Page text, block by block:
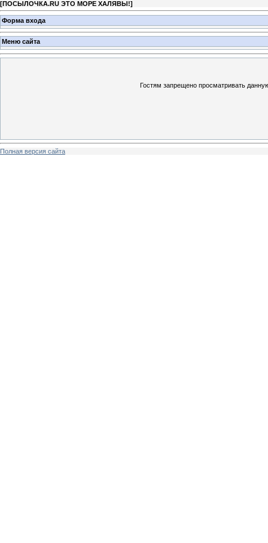
[ПОСЫЛОЧКА.RU ЭТО МОРЕ ХАЛЯВЫ!]
Форма входа
Меню сайта
Гостям запрещено просматривать
Полная версия сайта